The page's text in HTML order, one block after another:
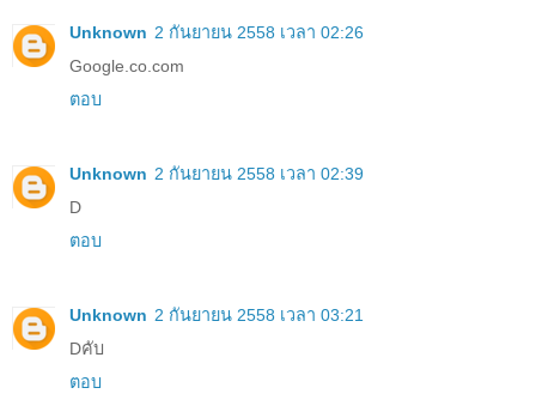
Unknown 2 กันยายน 2558 เวลา 02:26
Google.co.com
ตอบ
Unknown 2 กันยายน 2558 เวลา 02:39
D
ตอบ
Unknown 2 กันยายน 2558 เวลา 03:21
Dคับ
ตอบ